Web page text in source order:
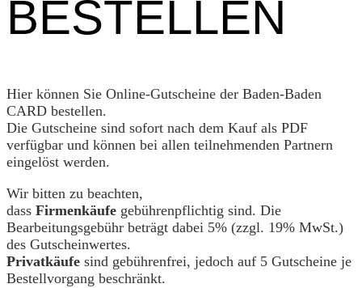
BESTELLEN
Hier können Sie Online-Gutscheine der Baden-Baden
CARD bestellen.
Die Gutscheine sind sofort nach dem Kauf als PDF
verfügbar und können bei allen teilnehmenden Partnern
eingelöst werden.
Wir bitten zu beachten,
dass Firmenkäufe gebührenpflichtig sind. Die
Bearbeitungsgebühr beträgt dabei 5% (zzgl. 19% MwSt.)
des Gutscheinwertes.
Privatkäufe sind gebührenfrei, jedoch auf 5 Gutscheine je
Bestellvorgang beschränkt.